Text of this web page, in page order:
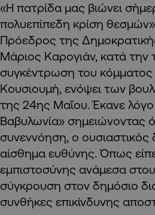
«Η πατρίδα μας βιώνει
πολυεπίπεδη κρίση
Πρόεδρος της
Μάριος Καρογιάν, κατά την
συγκέντρωση του
Κουσιουμή, ενόψει των
της 24ης Μαΐου. Έκανε
Βαβυλωνία» σημειώνοντας
συνεννόηση, ο ουσιαστικός
αίσθημα ευθύνης. Όπως
εμπιστοσύνης ανάμεσα
σύγκρουση στον δημόσιο
συνθήκες επικίνδυνης